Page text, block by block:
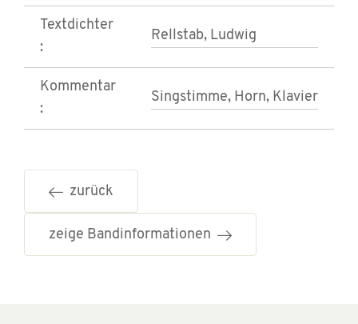
Textdichter
:
Rellstab, Ludwig
Kommentar
:
Singstimme, Horn, Klavier
zurück
zeige Bandinformationen